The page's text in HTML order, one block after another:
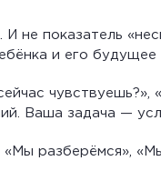
не показатель
и его будущее
чувствуешь?»,
Ваша задача —
разберёмся»,